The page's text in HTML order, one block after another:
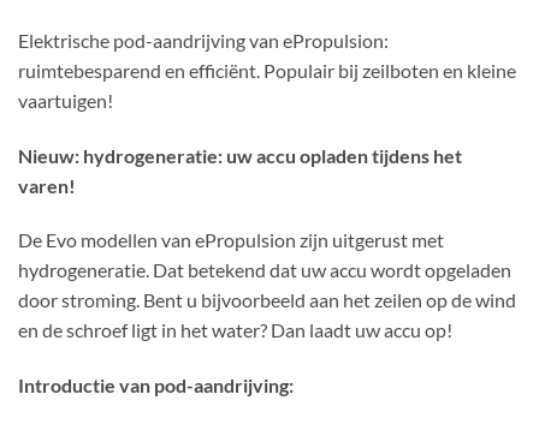
Elektrische pod-aandrijving van ePropulsion:
ruimtebesparend en efficiënt. Populair bij zeilboten en kleine
vaartuigen!
Nieuw: hydrogeneratie: uw accu opladen tijdens het
varen!
De Evo modellen van ePropulsion zijn uitgerust met
hydrogeneratie. Dat betekend dat uw accu wordt opgeladen
door stroming. Bent u bijvoorbeeld aan het zeilen op de wind
en de schroef ligt in het water? Dan laadt uw accu op!
Introductie van pod-aandrijving: